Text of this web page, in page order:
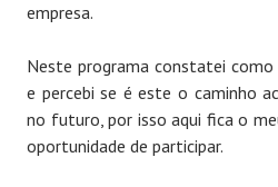
empresa.
Neste programa constatei
e percebi se é este o caminho
no futuro, por isso aqui fica o
oportunidade de participar.